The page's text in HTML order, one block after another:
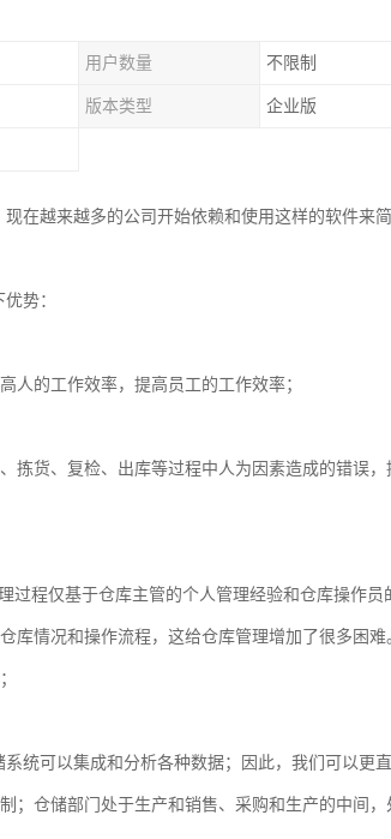
用户数量 不限制
版本类型 企业版
在越来越多的公司开始依赖和使用这样的软件来
势：
人的工作效率，提高员工的工作效率；
拣货、复检、出库等过程中人为因素造成的错误
过程仅基于仓库主管的个人管理经验和仓库操作员
库情况和操作流程，这给仓库管理增加了很多困
统可以集成和分析各种数据；因此，我们可以更
；仓储部门处于生产和销售、采购和生产的中间